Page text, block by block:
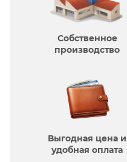
Собственное
производcтво
Выгодная цена и
удобная оплата